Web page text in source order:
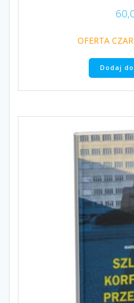
OFERTA
Dodaj